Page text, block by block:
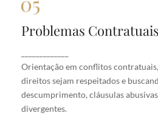
Problemas Contratuais
Orientação em conflitos
direitos sejam respeitados e
descumprimento, cláusulas
divergentes.
Problemas
que direitos sejam respeitados
em casos de descumprimento,
ou interpretações